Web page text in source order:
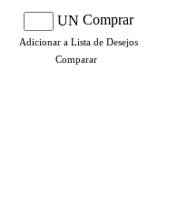
UN Comprar
Adicionar a Lista de Desejos
Comparar